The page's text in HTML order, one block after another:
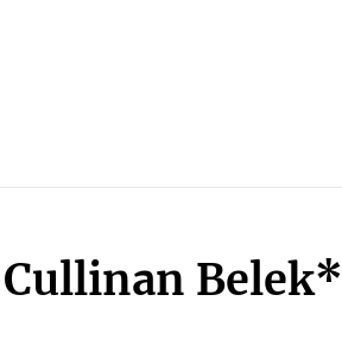
Cullinan